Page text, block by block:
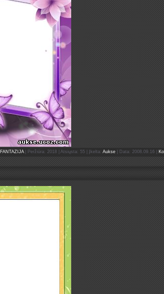
FANTAZIJA| Peržiūra: 2018 | Atsiųsta: 55 | Įkelta: Aukse| Data: 2008.09.16